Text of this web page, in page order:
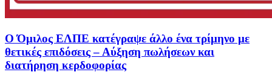
Ο Όμιλος ΕΛΠΕ κατέγραψε άλλο ένα τρίμηνο με
θετικές επιδόσεις – Αύξηση πωλήσεων και
διατήρηση κερδοφορίας